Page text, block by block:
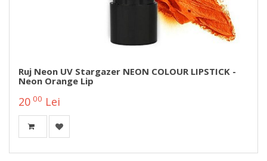
Ruj Neon UV Stargazer NEON COLOUR LIPSTICK -
Neon Orange Lip
20 00 Lei